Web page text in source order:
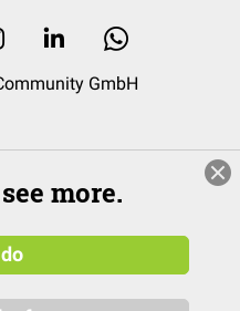
GmbH
more.